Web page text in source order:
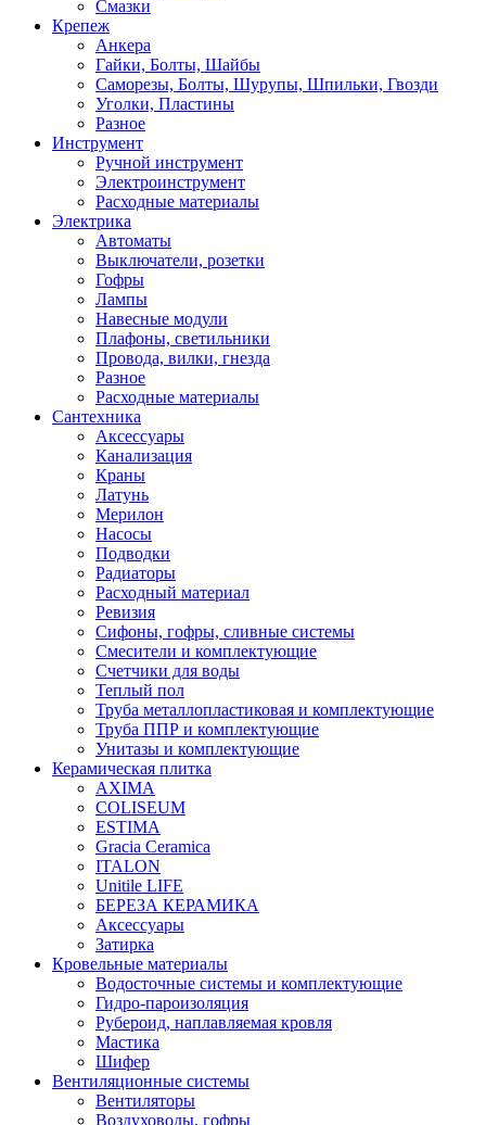
Смазки
Крепеж
Анкера
Гайки, Болты, Шайбы
Саморезы, Болты, Шурупы, Шпильки, Гвозди
Уголки, Пластины
Разное
Инструмент
Ручной инструмент
Электроинструмент
Расходные материалы
Электрика
Автоматы
Выключатели, розетки
Гофры
Лампы
Навесные модули
Плафоны, светильники
Провода, вилки, гнезда
Разное
Расходные материалы
Сантехника
Аксессуары
Канализация
Краны
Латунь
Мерилон
Насосы
Подводки
Радиаторы
Расходный материал
Ревизия
Сифоны, гофры, сливные системы
Смесители и комплектующие
Счетчики для воды
Теплый пол
Труба металлопластиковая и комплектующие
Труба ППР и комплектующие
Унитазы и комплектующие
Керамическая плитка
AXIMA
COLISEUM
ESTIMA
Gracia Ceramica
ITALON
Unitile LIFE
БЕРЕЗА КЕРАМИКА
Аксессуары
Затирка
Кровельные материалы
Водосточные системы и комплектующие
Гидро-пароизоляция
Рубероид, наплавляемая кровля
Мастика
Шифер
Вентиляционные системы
Вентиляторы
Воздуховоды, гофры